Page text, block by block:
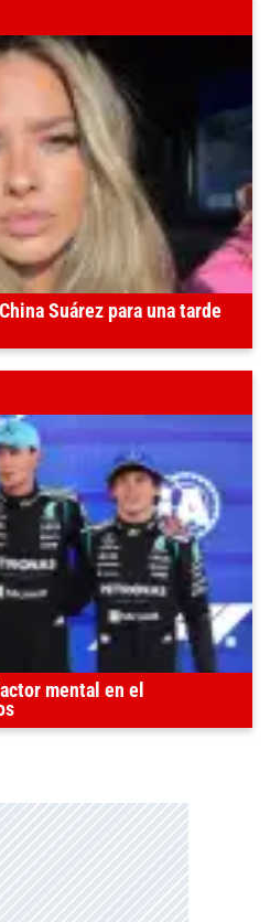
Suárez para una tarde
mental en el